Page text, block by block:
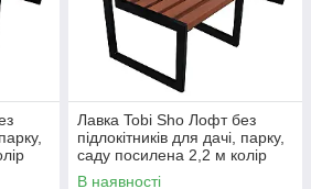
Лавка Tobi Sho Лофт без
підлокітників для дачі, парку,
саду посилена 2,2 м колір
черешня
В наявності